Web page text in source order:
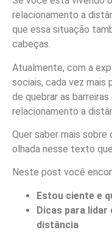
relacionamento a
que essa situação
cabeças.
Atualmente, com a
sociais, cada vez mais
de quebrar as
relacionamento a
Quer saber mais
olhada nesse texto
Neste post você
Estou ciente e
Dicas para lidar
distância